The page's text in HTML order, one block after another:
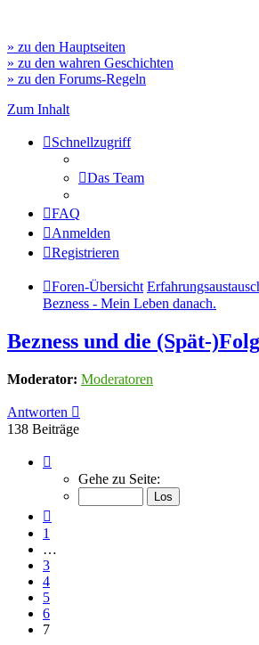
» zu den Hauptseiten
» zu den wahren Geschichten
» zu den Forums-Regeln
Zum Inhalt
Schnellzugriff
Das Team
FAQ
Anmelden
Registrieren
Foren-Übersicht
Bezness - Mein Leben danach.
Bezness und die (Spät-
Moderator: Moderatoren
Antworten
138 Beiträge
von
Gehe zu Seite:
1
…
3
4
5
6
7